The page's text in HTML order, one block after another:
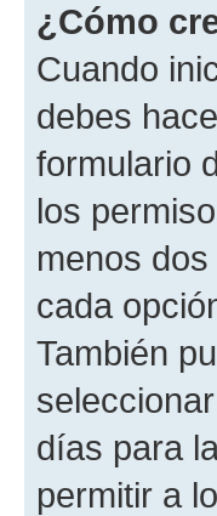
¿Cómo
Cuando
debes
formulario
los
menos
cada
También
días para
permitir a